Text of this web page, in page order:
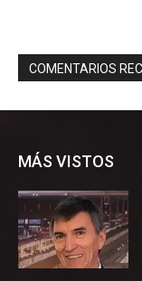
MÁS VISTOS